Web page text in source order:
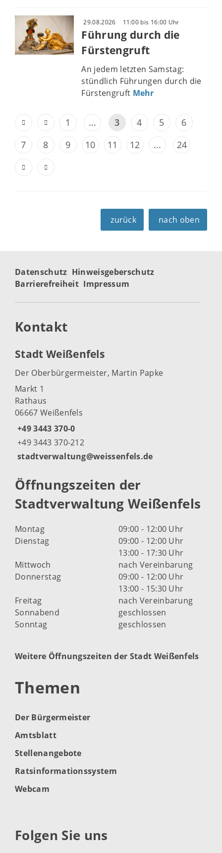
29.08.2026 11:00 bis 16:00 Uhr
Führung durch die
Fürstengruft
An jedem letzten Samstag:
stündlich Führungen durch die
Fürstengruft Mehr
1 ... 3 4 5
6
7
8 9 10 11 12 ... 24
zurück nach oben
Datenschutz Hinweisgeberschutz
Barrierefreiheit Impressum
Kontakt
Stadt Weißenfels
Der Oberbürgermeister, Martin Papke
Markt 1
Rathaus
06667 Weißenfels
+49 3443 370-0
+49 3443 370-212
stadtverwaltung@weissenfels.de
Öffnungszeiten der
Stadtverwaltung Weißenfels
Montag
09:00 - 12:00 Uhr
Dienstag
09:00 - 12:00 Uhr
13:00 - 17:30 Uhr
Mittwoch
nach Vereinbarung
Donnerstag
09:00 - 12:00 Uhr
13:00 - 15:30 Uhr
Freitag
nach Vereinbarung
Sonnabend
geschlossen
Sonntag
geschlossen
Weitere Öffnungszeiten der Stadt Weißenfels
Themen
Der Bürgermeister
Amtsblatt
Stellenangebote
Ratsinformationssystem
Webcam
Folgen Sie uns